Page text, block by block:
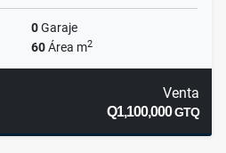
0Garaje
60Área m2
Venta
Q1,100,000GTQ